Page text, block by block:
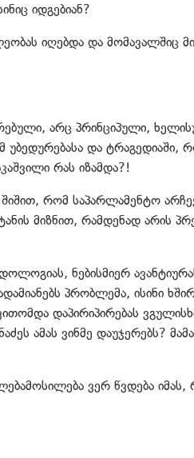
იდგებიან?
იღებდა და მომავალშიც
არც პრინციპული,
უბედურებასა და ტრაგედიაში,
რას იზამდა?!
რომ საპარლამენტო
მიზნით, რამდენად არის
ნებისმიერ
პრობლემა, ისინი
დაპირიპირებას
ამას ვინმე დაუჯერებს?
ვერ წვდება